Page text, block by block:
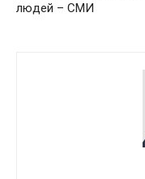
людей – СМИ